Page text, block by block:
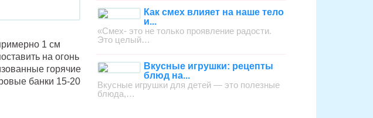
1 см
на огонь
горячие
банки 15-20
Как смех влияет на наше тело
и...
«Смех- это не только проявление радости.
Это целый…
Вкусные игрушки: рецепты
блюд на...
Вкусные игрушки для детей — это полезные
блюда,…